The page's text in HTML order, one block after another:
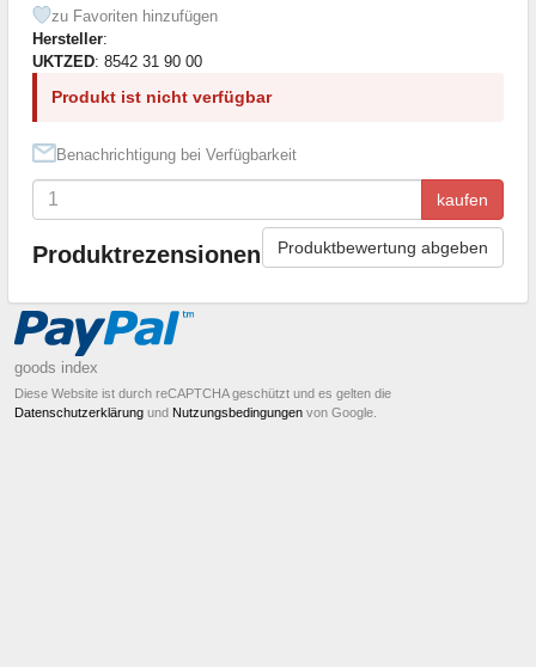
zu Favoriten hinzufügen
Hersteller:
UKTZED: 8542 31 90 00
Produkt ist nicht verfügbar
Benachrichtigung bei Verfügbarkeit
kaufen
Produktrezensionen Produktbewertung abgeben
goods index
Diese Website ist durch reCAPTCHA geschützt und es gelten die
Datenschutzerklärung und Nutzungsbedingungen von Google.